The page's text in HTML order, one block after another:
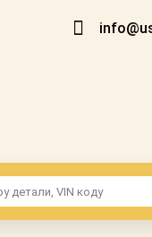
Доставка